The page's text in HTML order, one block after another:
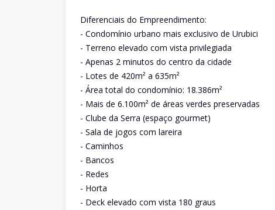
Diferenciais do Empreendimento:
- Condomínio urbano mais exclusivo de Urubici
- Terreno elevado com vista privilegiada
- Apenas 2 minutos do centro da cidade
- Lotes de 420m² a 635m²
- Área total do condomínio: 18.386m²
- Mais de 6.100m² de áreas verdes preservadas
- Clube da Serra (espaço gourmet)
- Sala de jogos com lareira
- Caminhos
- Bancos
- Redes
- Horta
- Deck elevado com vista 180 graus